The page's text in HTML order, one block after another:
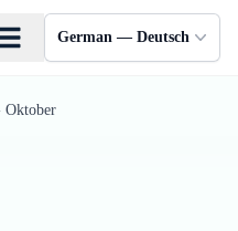
German — Deutsch
Oktober